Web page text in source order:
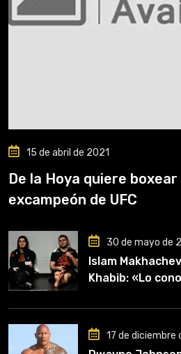
15 de abril de 2021
De la Hoya quiere boxear
excampeón de UFC
30 de mayo de
Islam
Khabib: «Lo
clave en mi
17 de diciembre